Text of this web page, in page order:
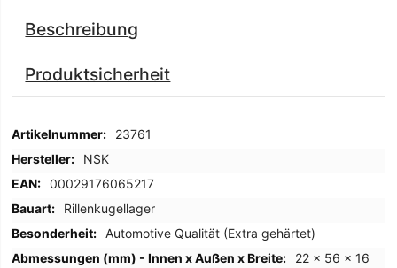
Beschreibung
Produktsicherheit
Mehr
Informationen
23761
NSK
00029176065217
Rillenkugellager
Automotive Qualität (Extra gehärtet)
22 x 56 x 16